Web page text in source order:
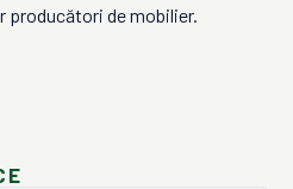
producători de mobilier.